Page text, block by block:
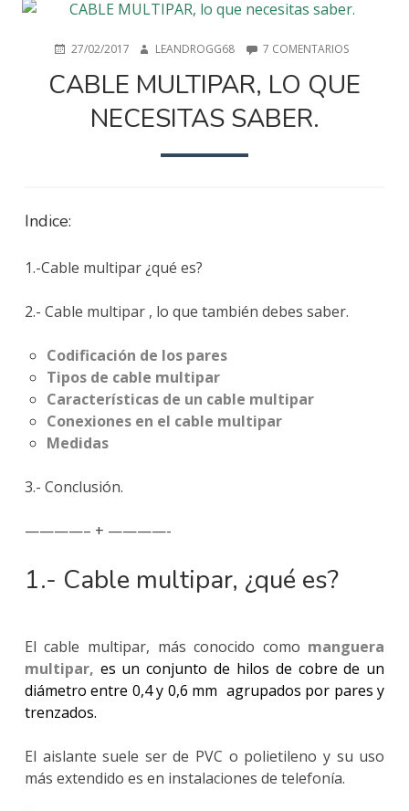
PUBLICADO
27/02/2017 AUTORLEANDROGG68 7 COMENTARIOSEN
MULTIPAR,
LO
CABLE MULTIPAR, LO QUE
NECESITAS SABER.
Indice:
1.-Cable multipar ¿qué es?
2.- Cable multipar , lo que también debes saber.
Codificación de los pares
Tipos de cable multipar
Características de un cable multipar
Conexiones en el cable multipar
Medidas
3.- Conclusión.
————– + ————-
1.- Cable multipar, ¿qué es?
El cable multipar, más conocido como manguera
multipar, es un conjunto de hilos de cobre de un
diámetro entre 0,4 y 0,6 mm agrupados por pares y
trenzados.
El aislante suele ser de PVC o polietileno y su uso
más extendido es en instalaciones de telefonía.